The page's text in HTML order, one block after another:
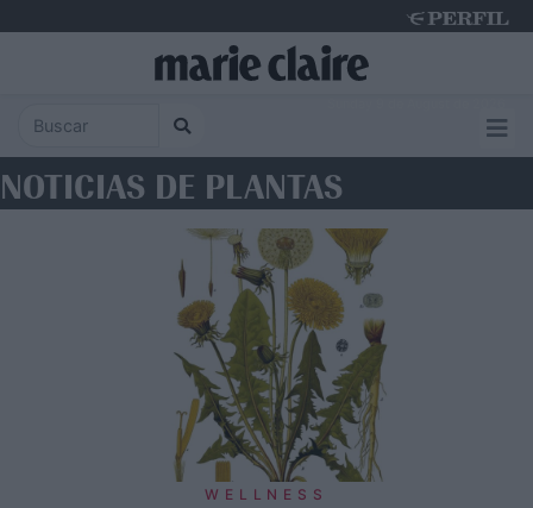
NOTICIAS DE PLANTAS
WELLNESS